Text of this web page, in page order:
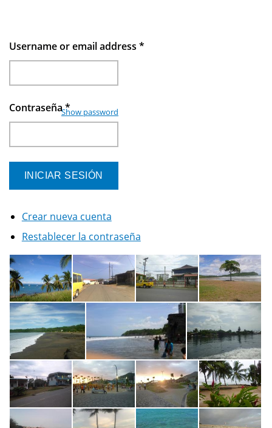
Username or email address *
Contraseña*
Show password
Crear nueva cuenta
Restablecer la contraseña